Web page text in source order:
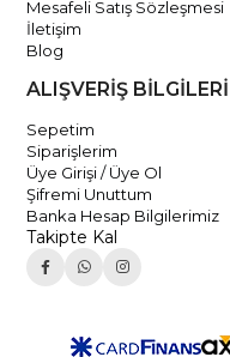
Mesafeli Satış Sözleşmesi
İletişim
Blog
ALIŞVERİŞ BİLGİLERİ
Sepetim
Siparişlerim
Üye Girişi / Üye Ol
Şifremi Unuttum
Banka Hesap Bilgilerimiz
Takipte Kal